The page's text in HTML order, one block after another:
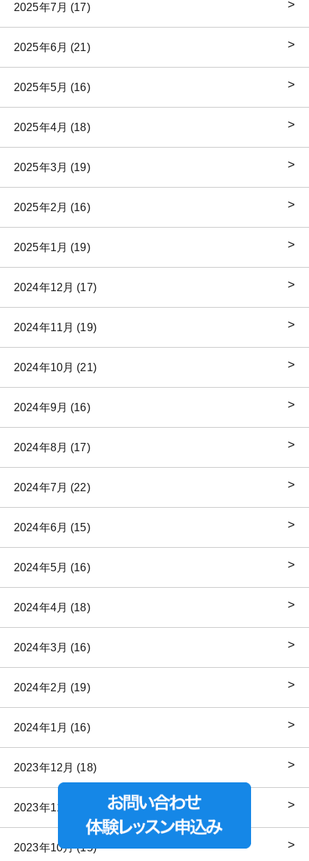
2025年7月 (17)
2025年6月 (21)
2025年5月 (16)
2025年4月 (18)
2025年3月 (19)
2025年2月 (16)
2025年1月 (19)
2024年12月 (17)
2024年11月 (19)
2024年10月 (21)
2024年9月 (16)
2024年8月 (17)
2024年7月 (22)
2024年6月 (15)
2024年5月 (16)
2024年4月 (18)
2024年3月 (16)
2024年2月 (19)
2024年1月 (16)
2023年12月 (18)
2023年11月 (19)
2023年10月 (15)